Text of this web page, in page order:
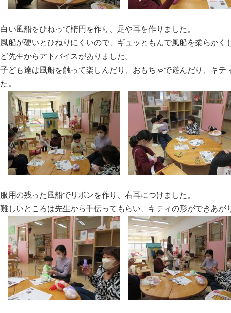
白い風船をひねって楕円を作り、足や耳を作りました。
風船が硬いとひねりにくいので、ギュッともんで風船を柔らか
ど先生からアドバイスがありました。
子ども達は風船を触って楽しんだり、おもちゃで遊んだり、キテ
た。
服用の残った風船でリボンを作り、右耳につけました。
難しいところは先生から手伝ってもらい、キティの形ができあが